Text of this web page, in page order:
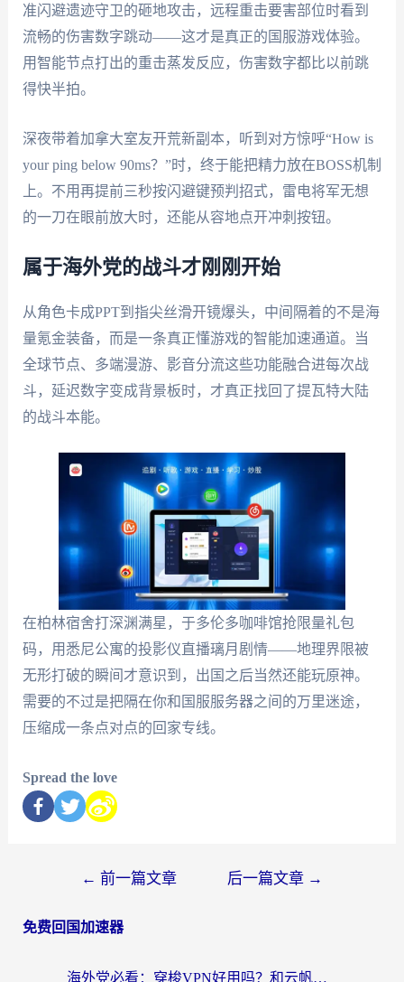
准闪避遗迹守卫的砸地攻击，远程重击要害部位时看到
流畅的伤害数字跳动——这才是真正的国服游戏体验。
用智能节点打出的重击蒸发反应，伤害数字都比以前跳
得快半拍。
深夜带着加拿大室友开荒新副本，听到对方惊呼“How is
your ping below 90ms？”时，终于能把精力放在BOSS机制
上。不用再提前三秒按闪避键预判招式，雷电将军无想
的一刀在眼前放大时，还能从容地点开冲刺按钮。
属于海外党的战斗才刚刚开始
从角色卡成PPT到指尖丝滑开镜爆头，中间隔着的不是海
量氪金装备，而是一条真正懂游戏的智能加速通道。当
全球节点、多端漫游、影音分流这些功能融合进每次战
斗，延迟数字变成背景板时，才真正找回了提瓦特大陆
的战斗本能。
在柏林宿舍打深渊满星，于多伦多咖啡馆抢限量礼包
码，用悉尼公寓的投影仪直播璃月剧情——地理界限被
无形打破的瞬间才意识到，出国之后当然还能玩原神。
需要的不过是把隔在你和国服服务器之间的万里迷途，
压缩成一条点对点的回家专线。
Spread the love
← 前一篇文章 后一篇文章 →
免费回国加速器
海外党必看：穿梭VPN好用吗？和云帆VPN对比哪个回国效果更好？附真实测评+避坑指南